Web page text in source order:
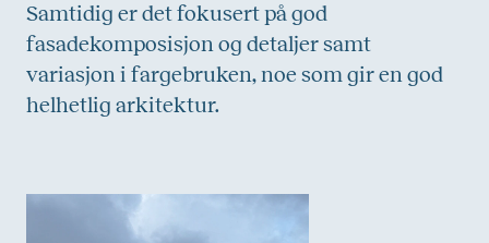
Samtidig er det fokusert på god
fasadekomposisjon og detaljer samt
variasjon i fargebruken, noe som gir en god
helhetlig arkitektur.